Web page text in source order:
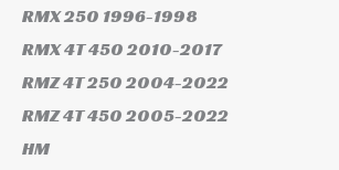
RMX 250 1996-1998
RMX 4T 4502010-2017
RMZ 4T 2502004-2022
RMZ 4T 4502005-2022
HM